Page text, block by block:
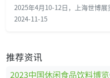
2025年4月10-12日，上海世博展
2024-11-15
推荐资讯
2023中国休闲食品饮料博